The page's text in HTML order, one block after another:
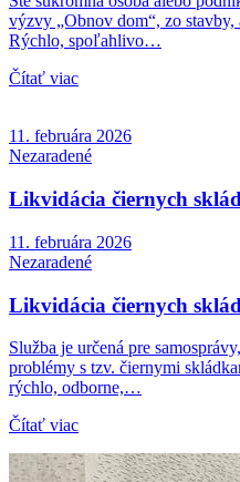
výzvy „Obnov dom“, zo stavby,
Rýchlo, spoľahlivo…
Čítať viac
11. februára 2026
Nezaradené
Likvidácia čiernych
11. februára 2026
Nezaradené
Likvidácia čiernych
Služba je určená pre
problémy s tzv. čiernymi
rýchlo, odborne,…
Čítať viac